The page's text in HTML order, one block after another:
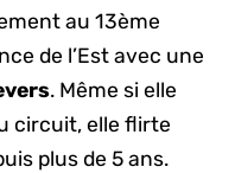
au 13ème
de l’Est avec une
. Même si elle
circuit, elle flirte
plus de 5 ans.